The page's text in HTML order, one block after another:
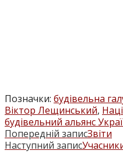
Позначки: будівельна
Віктор Лещинський,
будівельний альянс
ПРОЧИТАТИ
БІЛЬШЕ
Попередній записЗвіти
Наступний запис